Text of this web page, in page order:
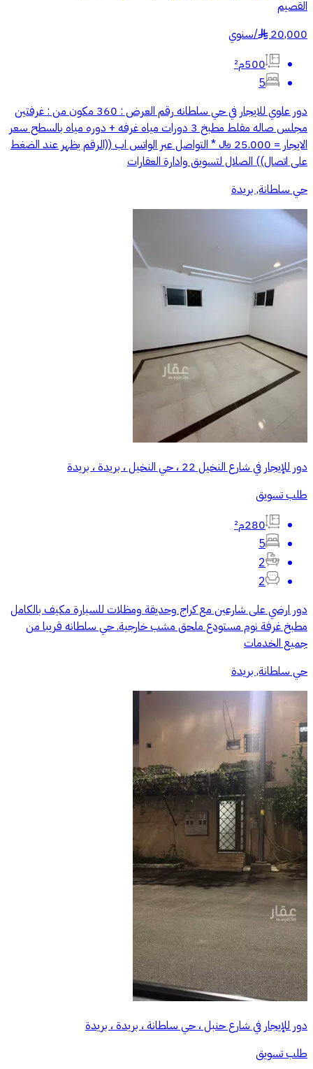
القصيم
20,000
§
/سنوي
500م²
5
دور علوي للايجار في حي سلطانه رقم العرض : 360 مكون من : غرفتين
مجلس صاله مقلط مطبخ 3 دورات مياه غرفه + دوره مياه بالسطح سعر
الايجار = 25.000 ﷼ * التواصل عبر الواتس اب ((الرقم يظهر عند الضغط
على اتصال)) الصلال لتسويق وادارة العقارات
حي سلطانة, بريدة
دور للإيجار في شارع النخيل 22 ، حي النخيل ، بريدة ، بريدة
طلب تسويق
280م²
5
2
2
‏دور ارضي ‏على شارعين ‏مع كراج وحديقة ومظلات للسيارة مكيف بالكامل
مطبخ غرفة نوم مستودع ملحق مشب خارجية. حي سلطانه قريبا من
جميع الخدمات
حي سلطانة, بريدة
دور للإيجار في شارع حنبل ، حي سلطانة ، بريدة ، بريدة
طلب تسويق